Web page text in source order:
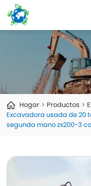
Hogar Productos
Excavadora usada de 20
segunda mano zx200-3